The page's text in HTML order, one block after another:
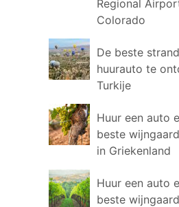
Regional
Colorado
De beste
huurauto te
Turkije
Huur een auto
beste
in Griekenland
Huur een auto
beste